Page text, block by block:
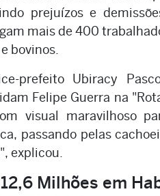
prejuízos e
mais de 400
bovinos.
prefeito Ubiracy
Felipe Guerra na
visual maravilhoso
passando pelas
explicou.
Milhões em